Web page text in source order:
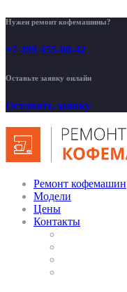
Нужен ремонт кофемашины?
+7 499 455-00-42
Оставьте заявку онлайн
Оставить заявку
Ремонт кофемашин
Модели
Цены
Контакты